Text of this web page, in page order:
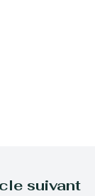
suivant